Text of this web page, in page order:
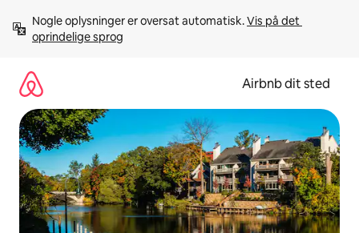
videre
Nogle oplysninger er oversat automatisk. Vis på det
oprindelige sprog
Airbnb dit sted